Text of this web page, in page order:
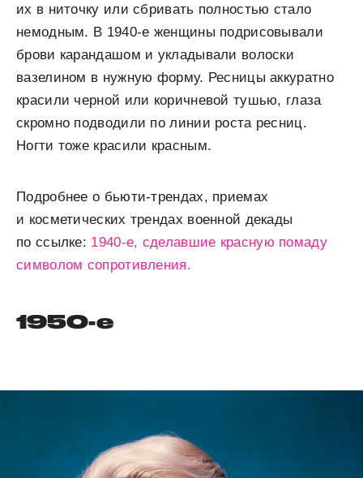
их в ниточку или сбривать полностью стало
немодным. В 1940-е женщины подрисовывали
брови карандашом и укладывали волоски
вазелином в нужную форму. Ресницы аккуратно
красили черной или коричневой тушью, глаза
скромно подводили по линии роста ресниц.
Ногти тоже красили красным.
Подробнее о бьюти-трендах, приемах
и косметических трендах военной декады
по ссылке: 1940-е, сделавшие красную помаду
символом сопротивления.
1950-е